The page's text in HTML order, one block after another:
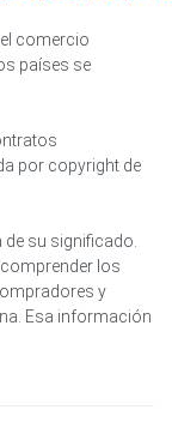
comercio
países se
por copyright de
su significado.
los
y
Esa información